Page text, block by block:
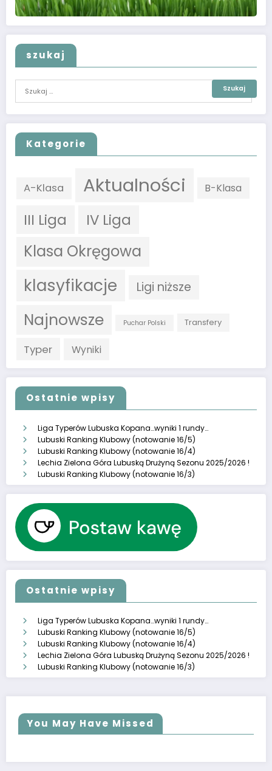
szukaj
Kategorie
A-Klasa Aktualności B-Klasa
III Liga IV Liga
Klasa Okręgowa
klasyfikacje Ligi niższe
Najnowsze Puchar Polski Transfery
Typer Wyniki
Ostatnie wpisy
Liga Typerów Lubuska Kopana…wyniki 1 rundy…
Lubuski Ranking Klubowy (notowanie 16/5)
Lubuski Ranking Klubowy (notowanie 16/4)
Lechia Zielona Góra Lubuską Drużyną Sezonu 2025/2026 !
Lubuski Ranking Klubowy (notowanie 16/3)
Ostatnie wpisy
Liga Typerów Lubuska Kopana…wyniki 1 rundy…
Lubuski Ranking Klubowy (notowanie 16/5)
Lubuski Ranking Klubowy (notowanie 16/4)
Lechia Zielona Góra Lubuską Drużyną Sezonu 2025/2026 !
Lubuski Ranking Klubowy (notowanie 16/3)
You May Have Missed